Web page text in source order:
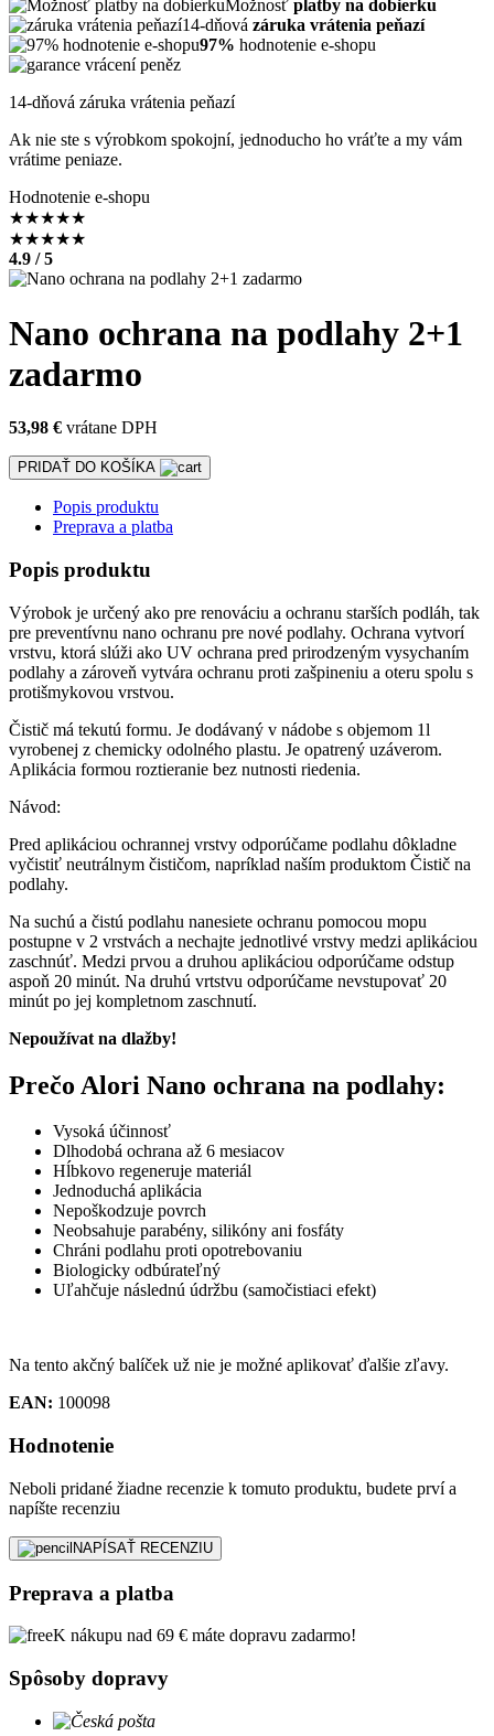
Možnosť platby na dobierku
14-dňová záruka vrátenia peňazí
97% hodnotenie e-shopu
14-dňová záruka vrátenia peňazí
Ak nie ste s výrobkom spokojní, jednoducho ho vráťte a my vám
vrátime peniaze.
Hodnotenie e-shopu
★★★★★
★★★★★
4.9 / 5
Nano ochrana na podlahy 2+1
zadarmo
53,98 € vrátane DPH
PRIDAŤ DO KOŠÍKA
Popis produktu
Preprava a platba
Popis produktu
Výrobok je určený ako pre renováciu a ochranu starších podláh, tak
pre preventívnu nano ochranu pre nové podlahy. Ochrana vytvorí
vrstvu, ktorá slúži ako UV ochrana pred prirodzeným vysychaním
podlahy a zároveň vytvára ochranu proti zašpineniu a oteru spolu s
protišmykovou vrstvou.
Čistič má tekutú formu. Je dodávaný v nádobe s objemom 1l
vyrobenej z chemicky odolného plastu. Je opatrený uzáverom.
Aplikácia formou roztieranie bez nutnosti riedenia.
Návod:
Pred aplikáciou ochrannej vrstvy odporúčame podlahu dôkladne
vyčistiť neutrálnym čističom, napríklad naším produktom Čistič na
podlahy.
Na suchú a čistú podlahu nanesiete ochranu pomocou mopu
postupne v 2 vrstvách a nechajte jednotlivé vrstvy medzi aplikáciou
zaschnúť. Medzi prvou a druhou aplikáciou odporúčame odstup
aspoň 20 minút. Na druhú vrtstvu odporúčame nevstupovať 20
minút po jej kompletnom zaschnutí.
Nepoužívat na dlažby!
Prečo Alori Nano ochrana na podlahy:
Vysoká účinnosť
Dlhodobá ochrana až 6 mesiacov
Hĺbkovo regeneruje materiál
Jednoduchá aplikácia
Nepoškodzuje povrch
Neobsahuje parabény, silikóny ani fosfáty
Chráni podlahu proti opotrebovaniu
Biologicky odbúrateľný
Uľahčuje následnú údržbu (samočistiaci efekt)
Na tento akčný balíček už nie je možné aplikovať ďalšie zľavy.
EAN: 100098
Hodnotenie
Neboli pridané žiadne recenzie k tomuto produktu, budete prví a
napíšte recenziu
NAPÍSAŤ RECENZIU
Preprava a platba
K nákupu nad 69 € máte dopravu zadarmo!
Spôsoby dopravy